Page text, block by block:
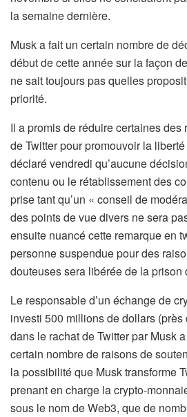
la semaine dernière.
Musk a fait un certain nombre de
début de cette année sur la façon
ne sait toujours pas quelles
priorité.
Il a promis de réduire certaines des
de Twitter pour promouvoir la
déclaré vendredi qu’aucune
contenu ou le rétablissement des
prise tant qu’un « conseil de
des points de vue divers ne sera
ensuite nuancé cette remarque en
personne suspendue pour des
douteuses sera libérée de la prison
Le responsable d’un échange de
investi 500 millions de dollars (près
dans le rachat de Twitter par Musk
certain nombre de raisons de
la possibilité que Musk transforme
prenant en charge la crypto-
sous le nom de Web3, que de